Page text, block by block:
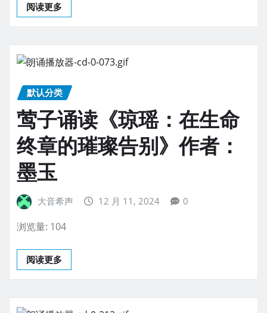
阅读更多
默认分类
莺子诵读《琼瑶：在生命
终章的璀璨告别》作者：
墨玉
大音希声 12 月 11, 2024 0
浏览量: 104
阅读更多